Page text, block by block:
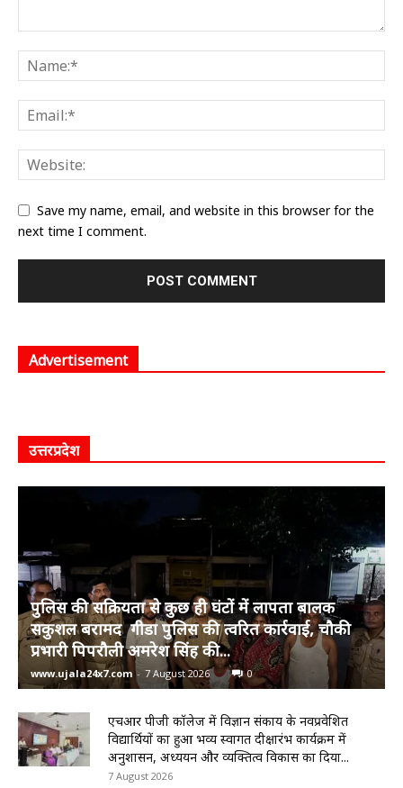
Save my name, email, and website in this browser for the
next time I comment.
Advertisement
उत्तरप्रदेश
पुलिस की सक्रियता से कुछ ही घंटों में लापता बालक
सकुशल बरामद गीडा पुलिस की त्वरित कार्रवाई, चौकी
प्रभारी पिपरौली अमरेश सिंह की...
www.ujala24x7.com - 7 August 2026 0
एचआर पीजी कॉलेज में विज्ञान संकाय के नवप्रवेशित
विद्यार्थियों का हुआ भव्य स्वागत दीक्षारंभ कार्यक्रम में
अनुशासन, अध्ययन और व्यक्तित्व विकास का दिया...
7 August 2026